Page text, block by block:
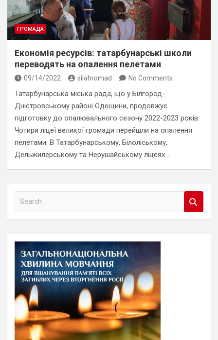
ГРОМАДА
Економія ресурсів: татарбунарські школи
переводять на опалення пелетами
09/14/2022 silahromad No Comments
Татарбунарська міська рада, що у Білгород-
Дністровському районі Одещини, продовжує
підготовку до опалювального сезону 2022-2023 років.
Чотири ліцеї великої громади перейшли на опалення
пелетами. В Татарбунарському, Білоліському,
Дельжилерському та Нерушайському ліцеях…
a